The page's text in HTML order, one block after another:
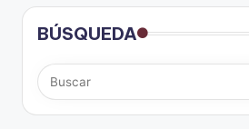
BÚSQUEDA